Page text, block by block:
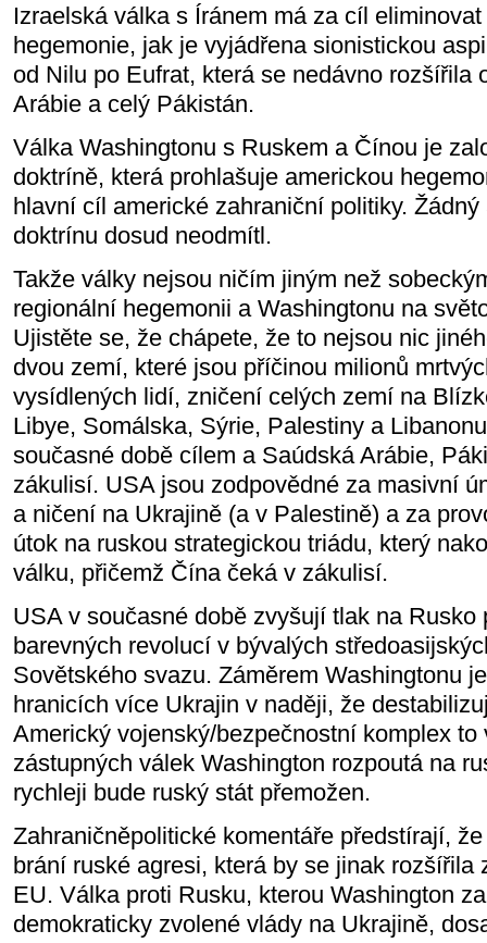
Izraelská válka s Íránem má za cíl
hegemonie, jak je vyjádřena sionistickou
od Nilu po Eufrat, která se nedávno rozšířila
Arábie a celý Pákistán.
Válka Washingtonu s Ruskem a Čínou je
doktríně, která prohlašuje americkou
hlavní cíl americké zahraniční politiky.
doktrínu dosud neodmítl.
Takže války nejsou ničím jiným než
regionální hegemonii a Washingtonu na
Ujistěte se, že chápete, že to nejsou nic
dvou zemí, které jsou příčinou milionů
vysídlených lidí, zničení celých zemí na
Libye, Somálska, Sýrie, Palestiny a
současné době cílem a Saúdská Arábie,
zákulisí. USA jsou zodpovědné za masivní
a ničení na Ukrajině (a v Palestině) a za
útok na ruskou strategickou triádu, který
válku, přičemž Čína čeká v zákulisí.
USA v současné době zvyšují tlak na Rusko
barevných revolucí v bývalých
Sovětského svazu. Záměrem Washingtonu
hranicích více Ukrajin v naději, že
Americký vojenský/bezpečnostní komplex
zástupných válek Washington rozpoutá na
rychleji bude ruský stát přemožen.
Zahraničněpolitické komentáře předstírají,
brání ruské agresi, která by se jinak rozšířila
EU. Válka proti Rusku, kterou Washington
demokraticky zvolené vlády na Ukrajině,